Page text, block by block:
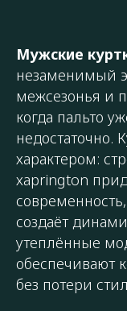
Мужские
незаменимый
межсезонья и
когда пальто
недостаточно.
характером:
харrington
создаёт
утеплённые
обеспечивают
без потери